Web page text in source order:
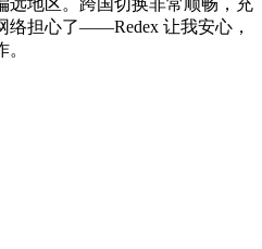
远地区。跨国切换非常顺畅，充
络担心了——Redex 让我安心，